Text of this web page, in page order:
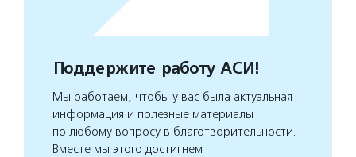
Поддержите работу АСИ!
Мы работаем, чтобы у вас была актуальная
информация и полезные материалы
по любому вопросу в благотворительности.
Вместе мы этого достигнем